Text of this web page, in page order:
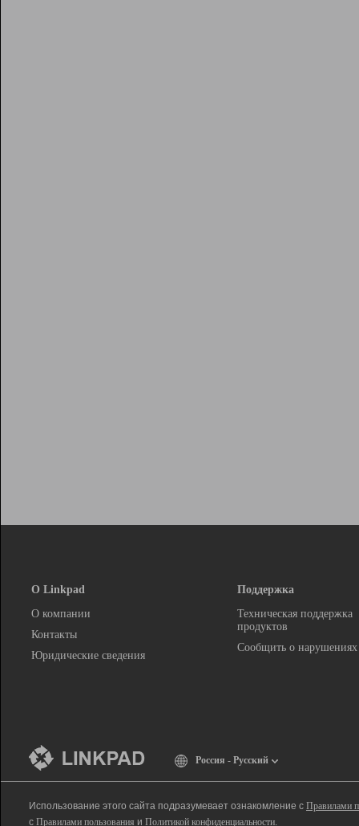
О Linkpad
О компании
Контакты
Юридические сведения
Поддержка
Техническая поддержка
продуктов
Сообщить о нарушениях
Россия - Русский
Использование этого сайта подразумевает ознакомление с Правилами
с Правилами пользования и Политикой конфиденциальности.